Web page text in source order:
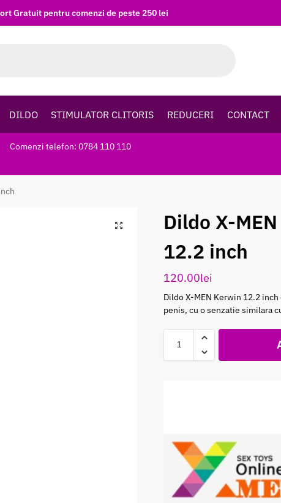
Gratuit pentru comenzi de peste 250 lei
DILDO STIMULATOR CLITORIS REDUCERI CONTACT
Comenzi telefon: 0784 110 110
Dildo X-
12.2 inch
120.00lei
Dildo X-MEN Kerwin 12.2
penis, cu o senzatie similara